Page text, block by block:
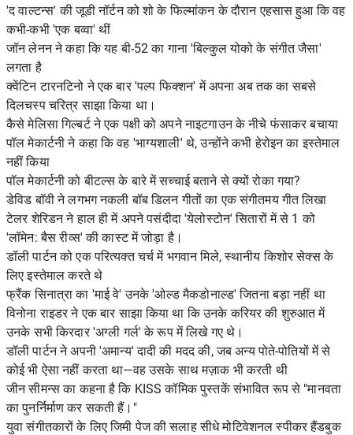
'द वाल्टन्स' की जूडी नॉर्टन को शो के फिल्मांकन के दौरान एहसास हुआ कि वह
कभी-कभी 'एक बव्वा' थीं
जॉन लेनन ने कहा कि यह बी-52 का गाना 'बिल्कुल योको के संगीत जैसा'
लगता है
क्वेंटिन टारनटिनो ने एक बार 'पल्प फिक्शन' में अपना अब तक का सबसे
दिलचस्प चरित्र साझा किया था।
कैसे मेलिसा गिल्बर्ट ने एक पक्षी को अपने नाइटगाउन के नीचे फंसाकर बचाया
पॉल मेकार्टनी ने कहा कि वह 'भाग्यशाली' थे, उन्होंने कभी हेरोइन का इस्तेमाल
नहीं किया
पॉल मेकार्टनी को बीटल्स के बारे में सच्चाई बताने से क्यों रोका गया?
डेविड बॉवी ने लगभग नकली बॉब डिलन गीतों का एक संगीतमय गीत लिखा
टेलर शेरिडन ने हाल ही में अपने पसंदीदा 'येलोस्टोन' सितारों में से 1 को
'लॉमेन: बैस रीव्स' की कास्ट में जोड़ा है।
डॉली पार्टन को एक परित्यक्त चर्च में भगवान मिले, स्थानीय किशोर सेक्स के
लिए इस्तेमाल करते थे
फ्रैंक सिनात्रा का 'माई वे' उनके 'ओल्ड मैकडोनाल्ड' जितना बड़ा नहीं था
विनोना राइडर ने एक बार साझा किया था कि उनके करियर की शुरुआत में
उनके सभी किरदार 'अग्ली गर्ल' के रूप में लिखे गए थे।
डॉली पार्टन ने अपनी 'अमान्य' दादी की मदद की, जब अन्य पोते-पोतियों में से
कोई भी ऐसा नहीं करता था—वह उसके साथ मज़ाक भी करती थी
जीन सीमन्स का कहना है कि KISS कॉमिक पुस्तकें संभावित रूप से "मानवता
का पुनर्निर्माण कर सकती हैं।"
युवा संगीतकारों के लिए जिमी पेज की सलाह सीधे मोटिवेशनल स्पीकर हैंडबुक